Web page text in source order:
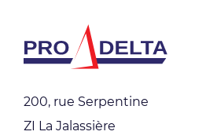
200, rue Serpentine
ZI La Jalassière